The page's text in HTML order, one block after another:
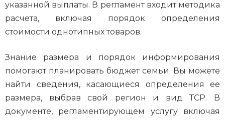
указанной выплаты. В регламент входит методика
расчета, включая порядок определения
стоимости однотипных товаров.
Знание размера и порядок информирования
помогают планировать бюджет семьи. Вы можете
найти сведения, касающиеся определения ее
размера, выбрав свой регион и вид ТСР. В
документе, регламентирующем услугу включая